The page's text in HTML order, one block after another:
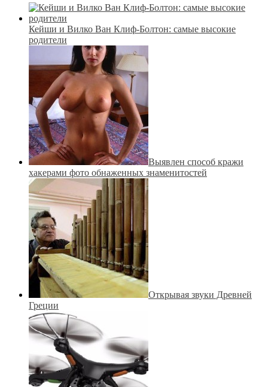
Кейши и Вилко Ван Клиф-Болтон: самые высокие
родители
Выявлен способ кражи
хакерами фото обнаженных знаменитостей
Открывая звуки Древней
Греции